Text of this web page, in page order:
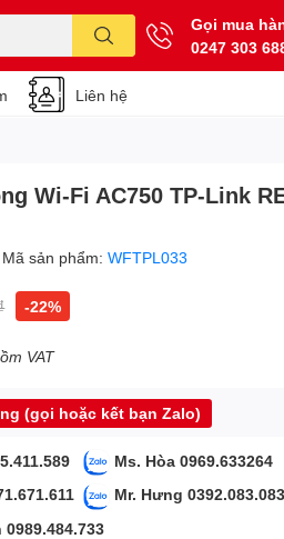
Gọi mua
0247 303
Liên hệ
Wi-Fi AC750 TP-Link
Mã sản phẩm:WFTPL033
-22%
VAT
(gọi hoặc kết bạn Zalo)
Ms. Hòa 0969.633264
Mr. Hưng
0989.484.733